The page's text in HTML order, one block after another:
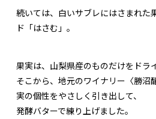
続いては、白いサブレにはさまれた
ド「はさむ」。
果実は、山梨県産のものだけをドラ
そこから、地元のワイナリー〈勝沼
実の個性をやさしく引き出して、
発酵バターで練り上げました。